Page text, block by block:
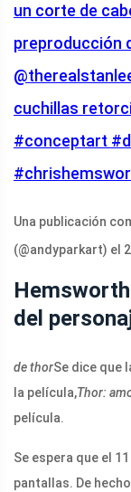
un corte de
preproducción
cuchillas
#conceptart
Una publicación
(@andyparkart) el
del
de thorSe dice que
la película,Thor:
película.
Se espera que el
pantallas. De